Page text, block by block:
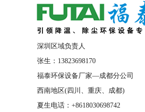
深圳区域负责人
张生：13823698170
福泰环保设备厂家—成都分公司
西南地区(四川、重庆、成都)
夏生电话：+8618030698742